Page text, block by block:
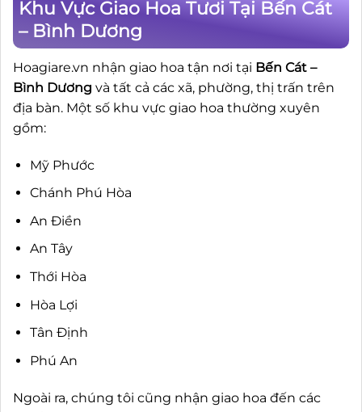
Khu Vực Giao Hoa Tươi Tại Bến Cát
– Bình Dương
Hoagiare.vn nhận giao hoa tận nơi tại Bến Cát –
Bình Dương và tất cả các xã, phường, thị trấn trên
địa bàn. Một số khu vực giao hoa thường xuyên
gồm:
Mỹ Phước
Chánh Phú Hòa
An Điền
An Tây
Thới Hòa
Hòa Lợi
Tân Định
Phú An
Ngoài ra, chúng tôi cũng nhận giao hoa đến các